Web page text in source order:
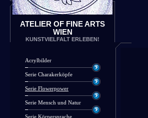
ATELIER OF FINE ARTS
WIEN
KUNSTVIELFALT ERLEBEN!
Acrylbilder
Serie Charakerköpfe
Serie Flowerpower
Serie Mensch und Natur
Serie Körpersprache